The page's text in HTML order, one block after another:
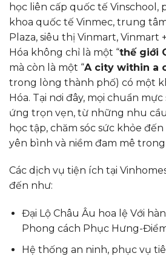
học liên cấp quốc tế Vinschool,
khoa quốc tế Vinmec, trung
Plaza, siêu thị Vinmart, Vinmart
Hóa không chỉ là một “thế giới
mà còn là một “A city within a
trong lòng thành phố) có một
Hóa. Tại nơi đây, mọi chuẩn
ứng trọn vẹn, từ những nhu
học tập, chăm sóc sức khỏe
yên bình và niềm đam mê
Các dịch vụ tiện ích tại
đến như:
Đại Lộ Châu Âu hoa lệ Với
Phong cách Phục Hưng-
Hệ thống an ninh, phục vụ